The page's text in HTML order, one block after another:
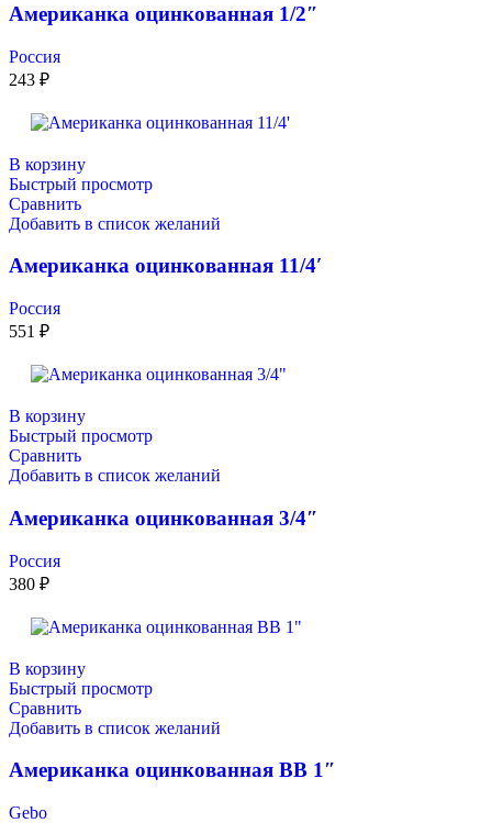
Американка оцинкованная 1/2″
Россия
243 ₽
В корзину
Быстрый просмотр
Сравнить
Добавить в список желаний
Американка оцинкованная 11/4′
Россия
551 ₽
В корзину
Быстрый просмотр
Сравнить
Добавить в список желаний
Американка оцинкованная 3/4″
Россия
380 ₽
В корзину
Быстрый просмотр
Сравнить
Добавить в список желаний
Американка оцинкованная ВВ 1″
Gebo